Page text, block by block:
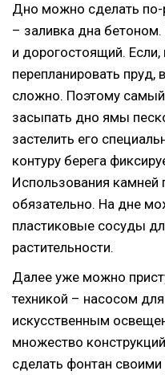
Дно можно сделать по-
– заливка дна
и дорогостоящий. Если,
перепланировать пруд,
сложно. Поэтому
засыпать дно ямы
застелить его
контуру берега
Использования камней
обязательно. На дне
пластиковые сосуды
растительности.
Далее уже можно
техникой – насосом
искусственным
множество
сделать фонтан